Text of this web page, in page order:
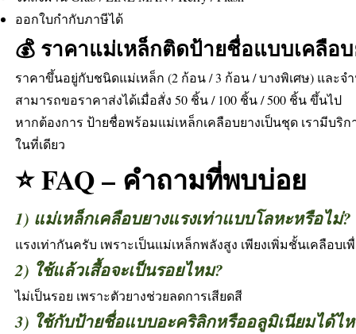
ออกใบกำกับภาษีได้
💰 ราคาแม่เหล็กติดป้ายชื่อแบบเคลือ
ราคาขึ้นอยู่กับชนิดแม่เหล็ก (2 ก้อน / 3 ก้อน / บางพิเศษ) และจ
สามารถขอราคาส่งได้เมื่อสั่ง 50 ชิ้น / 100 ชิ้น / 500 ชิ้น ขึ้นไป
หากต้องการ ป้ายชื่อพร้อมแม่เหล็กเคลือบยางเป็นชุด เรามีบริ
ในที่เดียว
⭐ FAQ – คำถามที่พบบ่อย
1) แม่เหล็กเคลือบยางแรงเท่าแบบโลหะหรือไม่?
แรงเท่ากันครับ เพราะเป็นแม่เหล็กพลังสูง เพียงเพิ่มชั้นเคลือบ
2) ใช้แล้วเสื้อจะเป็นรอยไหม?
ไม่เป็นรอย เพราะตัวยางช่วยลดการเสียดสี
3) ใช้กับป้ายชื่อแบบอะคริลิกหรืออลูมิเนียมได้ไ